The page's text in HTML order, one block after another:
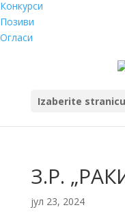
Конкурси
Позиви
Огласи
Izaberite stranicu
З.Р.
јул 23, 2024